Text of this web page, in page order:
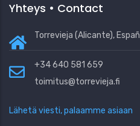
Yhteys • Contact
Torrevieja (Alicante),
+34 640 581 659
toimitus@torrevieja.fi
Lähetä viesti, palaamme asiaan